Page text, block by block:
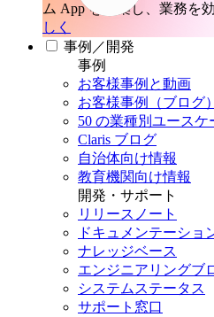
ム App を構築し、業務を
しく
事例／開発
事例
お客様事例と動画
お客様事例（ブログ）
50 の業種別ユースケ
Claris ブログ
自治体向け情報
教育機関向け情報
開発・サポート
リリースノート
ドキュメンテーショ
ナレッジベース
エンジニアリングブ
システムステータス
サポート窓口